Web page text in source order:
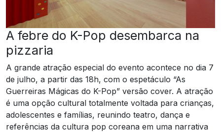
A febre do K-Pop desembarca na
pizzaria
A grande atração especial do evento acontece no dia 7
de julho, a partir das 18h, com o espetáculo “As
Guerreiras Mágicas do K-Pop” versão cover. A atração
é uma opção cultural totalmente voltada para crianças,
adolescentes e famílias, reunindo teatro, dança e
referências da cultura pop coreana em uma narrativa